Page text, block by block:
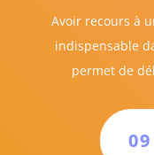
Avoir recours à
indispensable
permet de